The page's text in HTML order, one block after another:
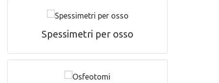
Spessimetri per osso